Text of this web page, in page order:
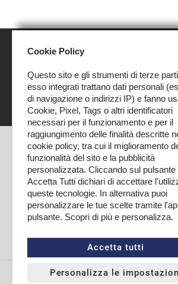
Iscriviti alla
Compila il modulo sottostante per
nostre novità.
Cookie Policy
Questo sito e gli strumenti di terze
esso integrati trattano dati personali
di navigazione o indirizzi IP) e fanno
Cookie, Pixel, Tags o altri identificatori
necessari per il funzionamento e per il
raggiungimento delle finalità descritte
cookie policy, tra cui il miglioramento
funzionalità del sito e la pubblicità
personalizzata. Cliccando sul pulsante
Accetta Tutti dichiari di accettare
queste tecnologie. In alternativa puoi
personalizzare le tue scelte tramite
pulsante. Scopri di più e personalizza.
Accetta tutti
Personalizza le
Leggi
cookie